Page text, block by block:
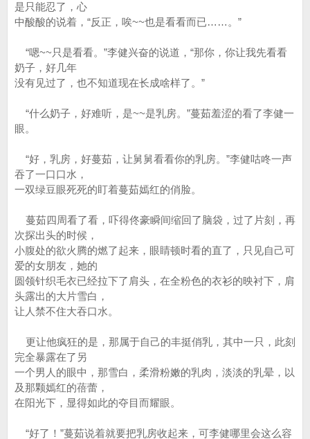
是只能忍了，心
中酸酸的说着，“反正，唉~~也是看看而已……。”
“嗯~~只是看看。”李健兴奋的说道，“那你，你让我先看看
奶子，好几年
没有见过了，也不知道现在长成啥样了。”
“什么奶子，好难听，是~~是乳房。”蔓茹羞涩的看了李健一
眼。
“好，乳房，好蔓茹，让舅舅看看你的乳房。”李健咕咚一声
吞了一口口水，
一双绿豆眼死死的盯着蔓茹嫣红的俏脸。
蔓茹四周看了看，吓得佟豪瞬间缩回了脑袋，过了片刻，再
次探出头的时候，
小腹处的欲火腾的燃了起来，眼睛顿时看的直了，只见自己可
爱的女朋友，她的
圆领针织毛衣已经拉下了肩头，在全粉色的衣衫的映衬下，肩
头露出的大片雪白，
让人禁不住大吞口水。
更让他疯狂的是，那属于自己的丰挺俏乳，其中一只，此刻
完全暴露在了另
一个男人的眼中，那雪白，柔滑粉嫩的乳肉，淡淡的乳晕，以
及那颗嫣红的蓓蕾，
在阳光下，显得如此的夺目而耀眼。
“好了！”蔓茹说着就要把乳房收起来，可李健哪里会这么容